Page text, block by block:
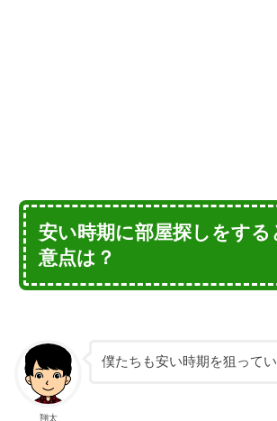
安い時期に部屋探しをする
意点は？
翔太
僕たちも安い時期を狙ってい